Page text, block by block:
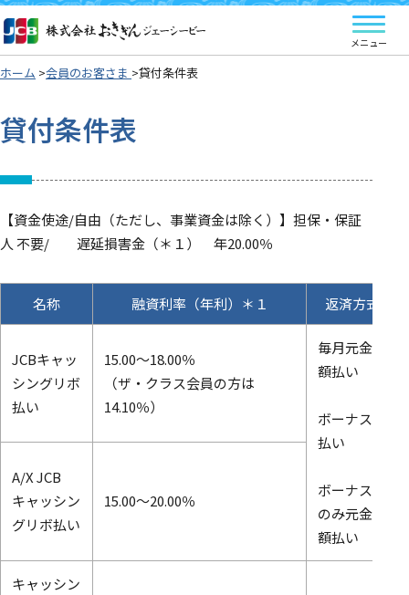
ホーム 会員のお客さま 貸付条件表
貸付条件表
【資金使途/自由（ただし、事業資金は除く）】担保・保証
人 不要/ 遅延損害金（＊１） 年20.00％
名称 融資利率（年利）＊１ 返済方式
JCBキャッ
シングリボ
払い
15.00～18.00％
（ザ・クラス会員の方は
14.10％）
毎月元金定
額払い
ボーナス用
払い
ボーナス月
のみ元金定
額払い
A/X JCB
キャッシン
グリボ払い
15.00～20.00％
キャッシン